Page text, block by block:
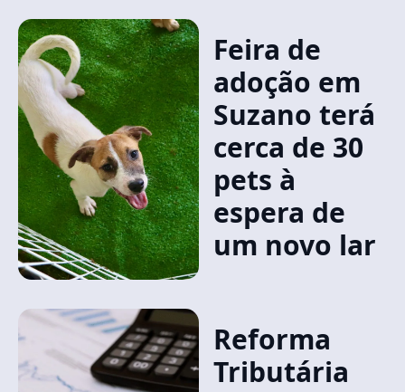
Feira de
adoção em
Suzano terá
cerca de 30
pets à
espera de
um novo lar
Reforma
Tributária